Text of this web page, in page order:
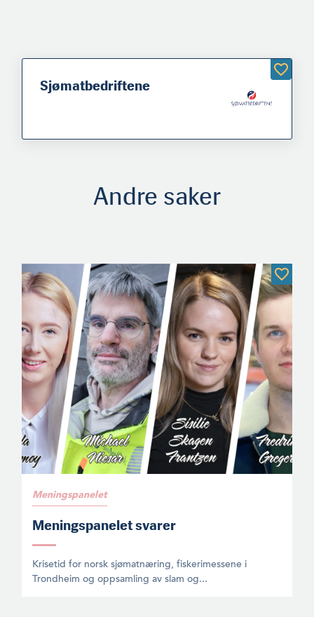
Sjømatbedriftene
Andre saker
Meningspanelet
Meningspanelet svarer
Krisetid for norsk sjømatnæring, fiskerimessene i
Trondheim og oppsamling av slam og...